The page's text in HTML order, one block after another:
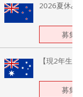
2026夏休み
募集
【現2年生
募集